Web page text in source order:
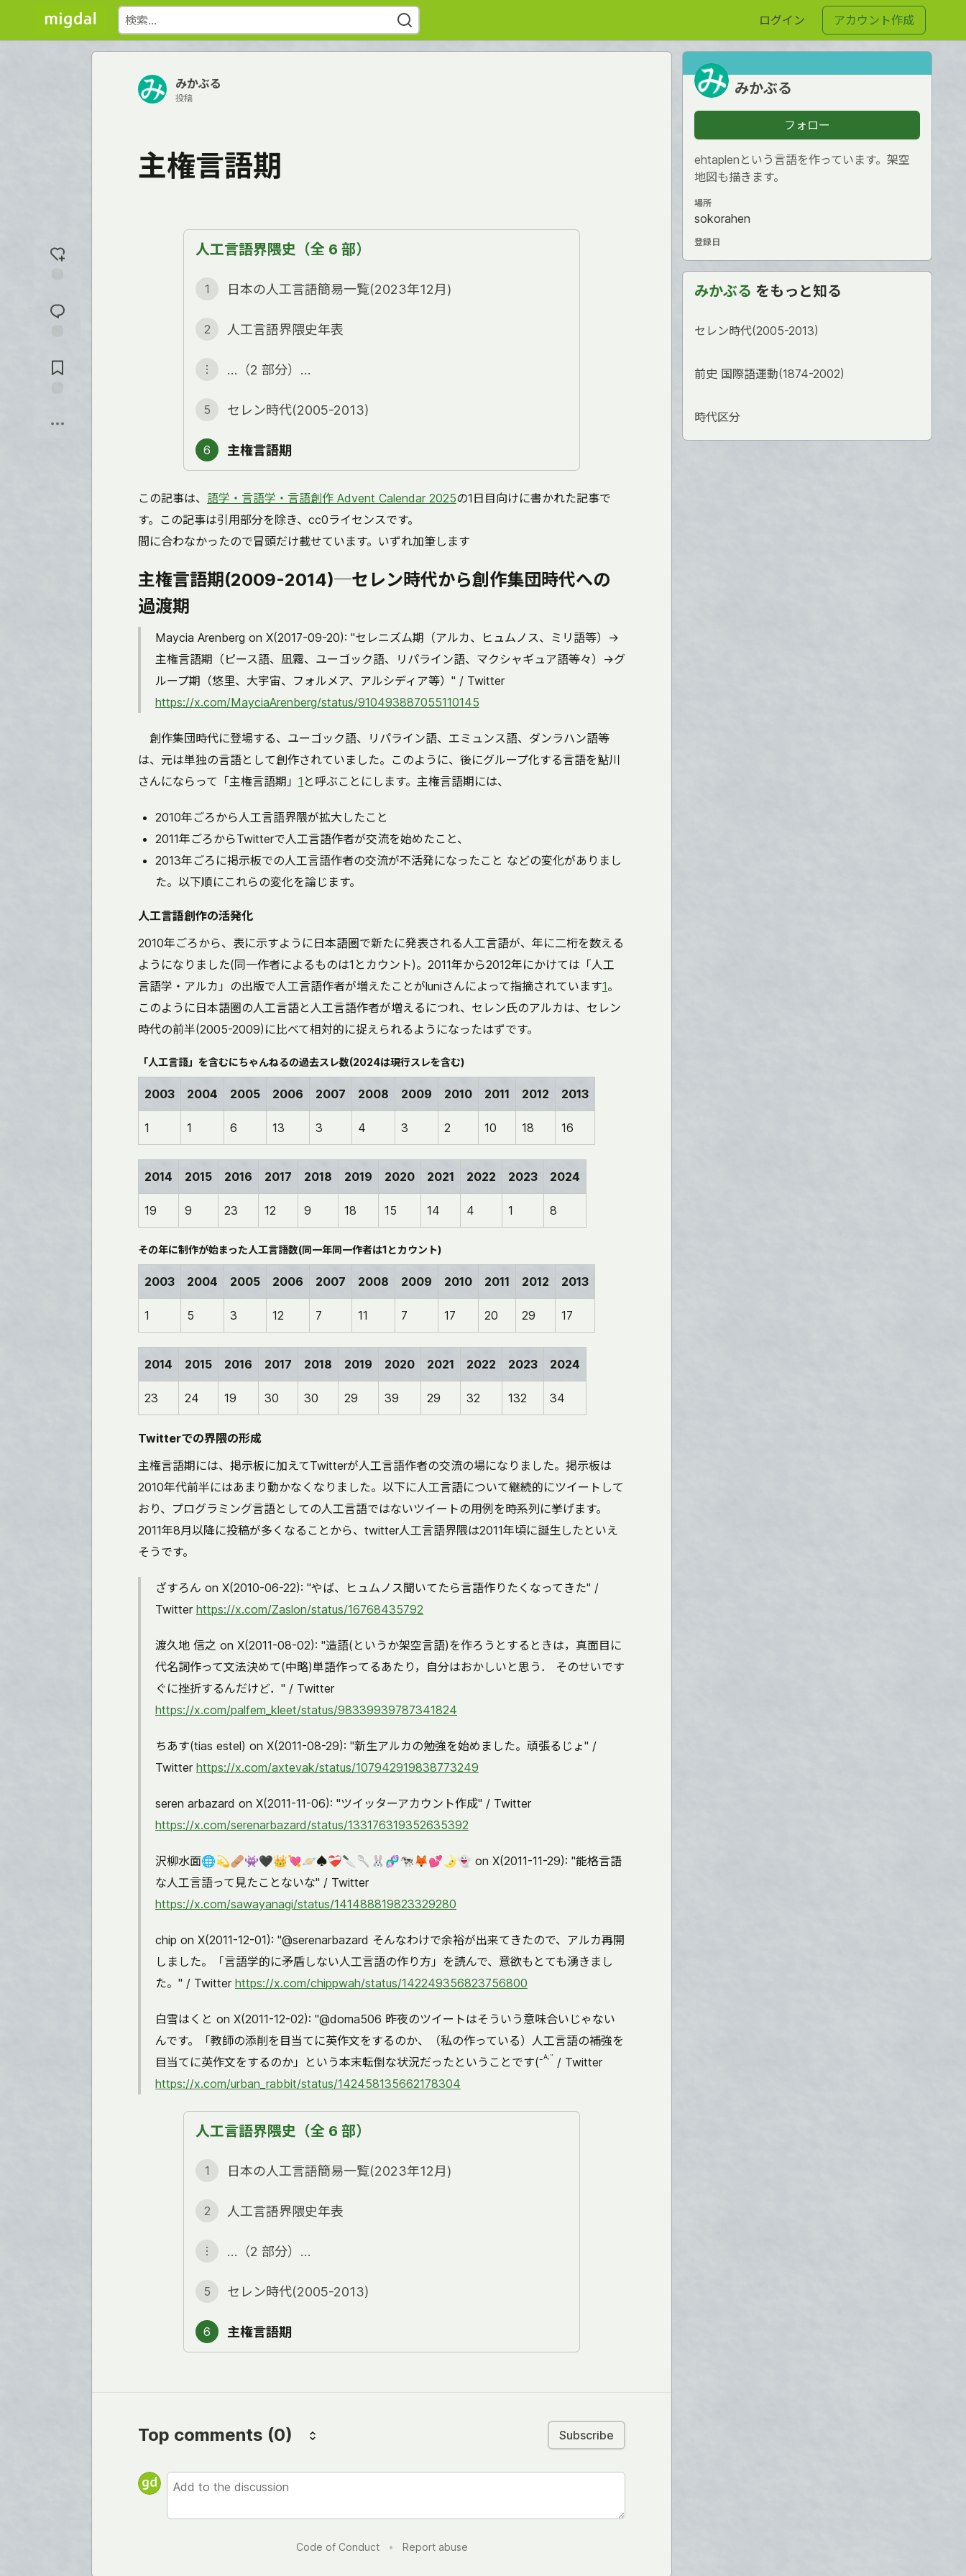
ログイン アカウント作成
応
を
メ
ン
ぶ
存
みかぶる
投稿
主権言語期
人工言語界隈史（全 6 部）
1 日本の人工言語簡易一覧(2023年12月)
2 人工言語界隈史年表
︙ …（2 部分）…
5 セレン時代(2005-2013)
6 主権言語期
この記事は、 語学・言語学・言語創作 Advent Calendar 2025の1日目向けに書かれた記事で
す。この記事は引用部分を除き、cc0ライセンスです。
間に合わなかったので冒頭だけ載せています。いずれ加筆します
主権言語期(2009-2014)─セレン時代から創作集団時代への
過渡期
Maycia Arenberg on X(2017-09-20): "セレニズム期（アルカ、ヒュムノス、ミリ語等）→
主権言語期（ピース語、凪霧、ユーゴック語、リパライン語、マクシャギュア語等々）→グ
ループ期（悠里、大宇宙、フォルメア、アルシディア等）" / Twitter
https://x.com/MayciaArenberg/status/910493887055110145
創作集団時代に登場する、ユーゴック語、リパライン語、エミュンス語、ダンラハン語等
は、元は単独の言語として創作されていました。このように、後にグループ化する言語を鮎川
さんにならって「主権言語期」 1 と呼ぶことにします。主権言語期には、
2010年ごろから人工言語界隈が拡大したこと
2011年ごろからTwitterで人工言語作者が交流を始めたこと、
2013年ごろに掲示板での人工言語作者の交流が不活発になったこと などの変化がありまし
た。以下順にこれらの変化を論じます。
人工言語創作の活発化
2010年ごろから、表に示すように日本語圏で新たに発表される人工言語が、年に二桁を数える
ようになりました(同一作者によるものは1とカウント)。2011年から2012年にかけては「人工
言語学・アルカ」の出版で人工言語作者が増えたことがluniさんによって指摘されています1。
このように日本語圏の人工言語と人工言語作者が増えるにつれ、セレン氏のアルカは、セレン
時代の前半(2005-2009)に比べて相対的に捉えられるようになったはずです。
「人工言語」を含むにちゃんねるの過去スレ数(2024は現行スレを含む)
2003 2004 2005 2006 2007 2008 2009 2010 2011 2012 2013
1 1 6 13 3 4 3 2 10 18 16
2014 2015 2016 2017 2018 2019 2020 2021 2022 2023 2024
19 9 23 12 9 18 15 14 4 1 8
その年に制作が始まった人工言語数(同一年同一作者は1とカウント)
2003 2004 2005 2006 2007 2008 2009 2010 2011 2012 2013
1 5 3 12 7 11 7 17 20 29 17
2014 2015 2016 2017 2018 2019 2020 2021 2022 2023 2024
23 24 19 30 30 29 39 29 32 132 34
Twitterでの界隈の形成
主権言語期には、掲示板に加えてTwitterが人工言語作者の交流の場になりました。掲示板は
2010年代前半にはあまり動かなくなりました。以下に人工言語について継続的にツイートして
おり、プログラミング言語としての人工言語ではないツイートの用例を時系列に挙げます。
2011年8月以降に投稿が多くなることから、twitter人工言語界隈は2011年頃に誕生したといえ
そうです。
ざすろん on X(2010-06-22): "やば、ヒュムノス聞いてたら言語作りたくなってきた" /
Twitter https://x.com/Zaslon/status/16768435792
渡久地 信之 on X(2011-08-02): "造語(というか架空言語)を作ろうとするときは，真面目に
代名詞作って文法決めて(中略)単語作ってるあたり，自分はおかしいと思う． そのせいです
ぐに挫折するんだけど．" / Twitter
https://x.com/palfem_kleet/status/98339939787341824
ちあす(tias estel) on X(2011-08-29): "新生アルカの勉強を始めました。頑張るじょ" /
Twitter https://x.com/axtevak/status/107942919838773249
seren arbazard on X(2011-11-06): "ツイッターアカウント作成" / Twitter
https://x.com/serenarbazard/status/133176319352635392
沢柳水面​🌐💫🩹👾🖤👑💘🪐♠❤️‍🩹🔪🥄🐰🧬🐄🦊💕🌛👻 on X(2011-11-29): "能格言語
な人工言語って見たことないな" / Twitter
https://x.com/sawayanagi/status/141488819823329280
chip on X(2011-12-01): "@serenarbazard そんなわけで余裕が出来てきたので、アルカ再開
しました。「言語学的に矛盾しない人工言語の作り方」を読んで、意欲もとても湧きまし
た。" / Twitter https://x.com/chippwah/status/142249356823756800
白雪はくと on X(2011-12-02): "@doma506 昨夜のツイートはそういう意味合いじゃない
んです。「教師の添削を目当てに英作文をするのか、（私の作っている）人工言語の補強を
目当てに英作文をするのか」という本末転倒な状況だったということです(-A;"
/ Twitter
https://x.com/urban_rabbit/status/142458135662178304
人工言語界隈史（全 6 部）
1 日本の人工言語簡易一覧(2023年12月)
2 人工言語界隈史年表
︙ …（2 部分）…
5 セレン時代(2005-2013)
6 主権言語期
Top comments (0) Subscribe
Code of Conduct • Report abuse
みかぶる
フォロー
ehtaplenという言語を作っています。架空
地図も描きます。
場所
sokorahen
登録日
みかぶる をもっと知る
セレン時代(2005-2013)
前史 国際語運動(1874-2002)
時代区分